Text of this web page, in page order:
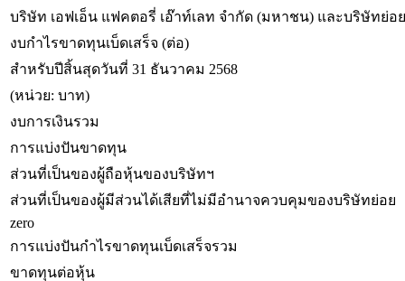
บริษัท เอฟเอ็น แฟคตอรี่ เอ๊าท์เลท จำกัด (มหาชน) และบริษัทย่อย
งบกำไรขาดทุนเบ็ดเสร็จ (ต่อ)
สำหรับปีสิ้นสุดวันที่ 31 ธันวาคม 2568
(หน่วย: บาท)
งบการเงินรวม
การแบ่งปันขาดทุน
ส่วนที่เป็นของผู้ถือหุ้นของบริษัทฯ
ส่วนที่เป็นของผู้มีส่วนได้เสียที่ไม่มีอำนาจควบคุมของบริษัทย่อย
zero
การแบ่งปันกำไรขาดทุนเบ็ดเสร็จรวม
ขาดทุนต่อหุ้น